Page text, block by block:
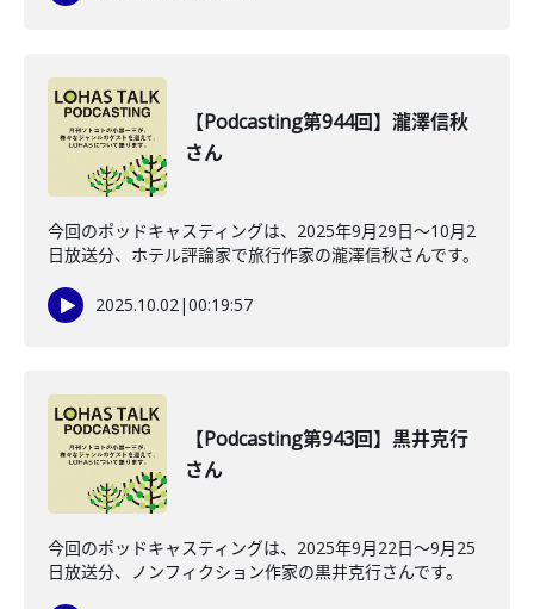
【Podcasting第944回】瀧澤信秋
さん
今回のポッドキャスティングは、2025年9月29日〜10月2
日放送分、ホテル評論家で旅行作家の瀧澤信秋さんです。
2025.10.02|00:19:57
【Podcasting第943回】黒井克行
さん
今回のポッドキャスティングは、2025年9月22日〜9月25
日放送分、ノンフィクション作家の黒井克行さんです。